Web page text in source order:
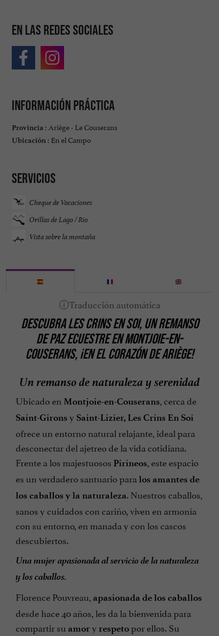
En las redes sociales
Información práctica
Provincia : Ariège - Le Couserans
Ubicación : En el Campo
Servicios
Cheque de Vacaciones
Orillas de Lago / Río
Vista sobre la montaña
DESCUBRA LES CRINS EN SOI, UN REMANSO
DE PAZ ECUESTRE EN MONTJOIE-EN-
COUSERANS, ¡EN EL CORAZÓN DE ARIÈGE!
Un remanso de naturaleza y serenidad
Ubicado en Montjoie-en-Couserans, cerca de
Saint-Girons y Saint-Lizier, Les Crins En Soi
ofrece un entorno natural relajante, ideal para
desconectar del ajetreo de la vida cotidiana.
Frente a los majestuosos Pirineos, este espacio
es un verdadero santuario para los amantes de
los caballos y la naturaleza. Nuestros caballos,
sanos y cuidados con cariño, viven en armonía
con su entorno, en manada y con los cascos
descubiertos.
Una mujer apasionada al servicio de la naturaleza
y los caballos.
Florence Pouvreau, apasionada de los caballos
desde hace 40 años, les da la bienvenida para
compartir su amory respetopor ellos. Su